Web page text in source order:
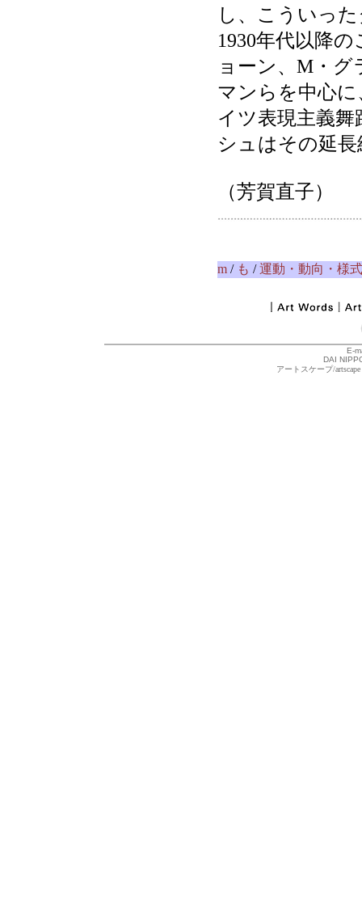
し、こういっ
1930年代以降
ョーン、M・
マンらを中心
イツ表現主義
シュはその延
（芳賀直子）
m/ も /運動・動向・様式
E-
DAI
アートスケープ/